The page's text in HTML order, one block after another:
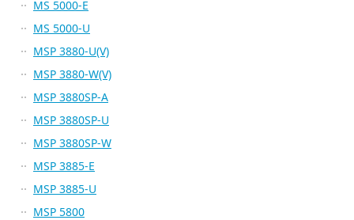
MS 5000-E
MS 5000-U
MSP 3880-U(V)
MSP 3880-W(V)
MSP 3880SP-A
MSP 3880SP-U
MSP 3880SP-W
MSP 3885-E
MSP 3885-U
MSP 5800